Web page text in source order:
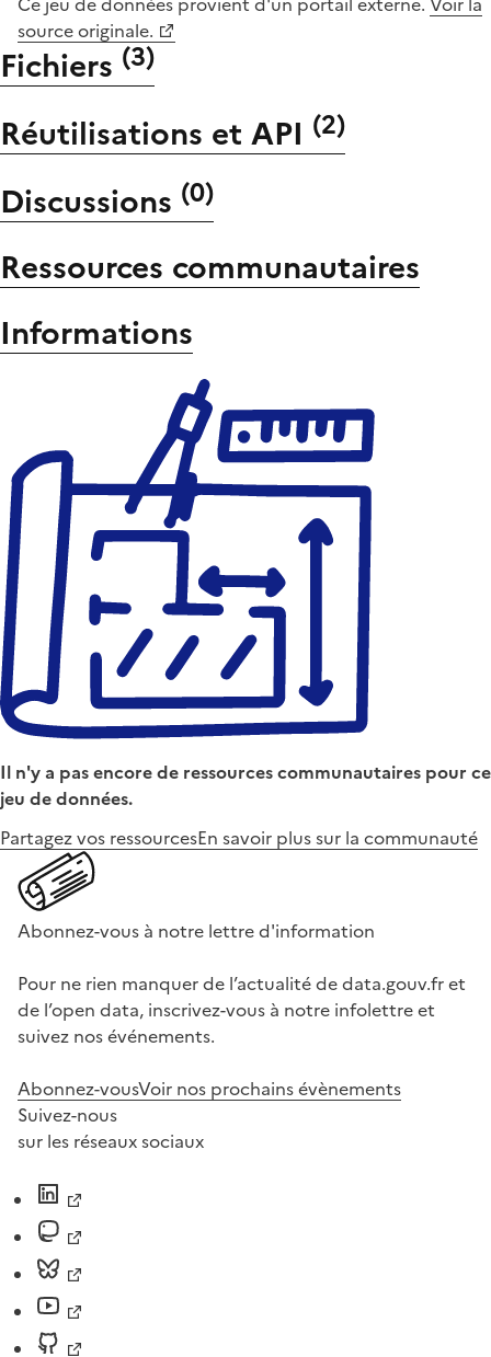
source originale.
Fichiers (3)
Réutilisations et API (2)
Discussions (0)
Ressources communautaires
Informations
Il n'y a pas encore de ressources communautaires pour ce
jeu de données.
Partagez vos ressourcesEn savoir plus sur la communauté
Abonnez-vous à notre lettre d'information
Pour ne rien manquer de l’actualité de data.gouv.fr et
de l’open data, inscrivez-vous à notre infolettre et
suivez nos événements.
Abonnez-vousVoir nos prochains évènements
Suivez-nous
sur les réseaux sociaux